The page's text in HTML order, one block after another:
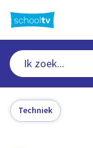
naar
hoofdinhoud
Techniek